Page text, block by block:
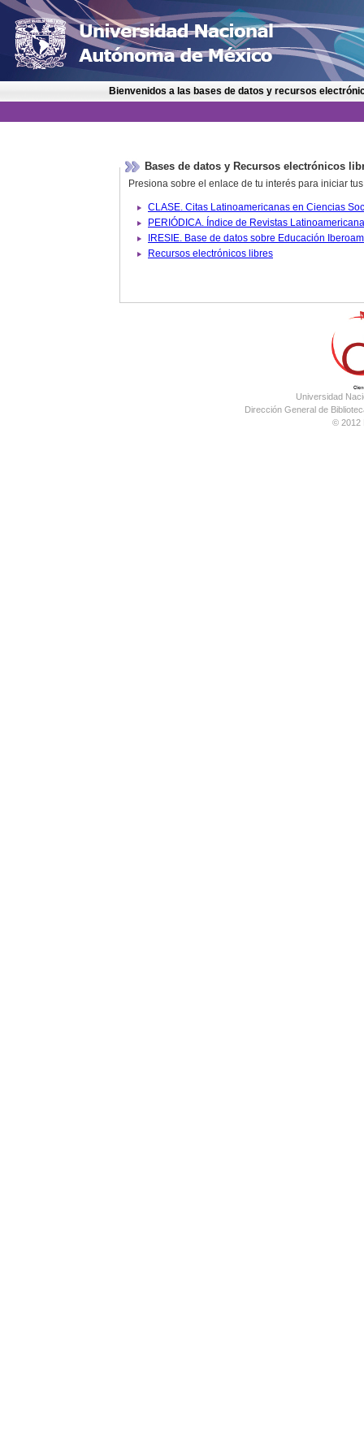
Bienvenidos a las bases de datos y recursos
Bases de datos y Recursos electrónicos
Presiona sobre el enlace de tu interés para iniciar
IRESIE. Base de datos
Recursos electrónicos libres
Universidad
Dirección General de
© 2012